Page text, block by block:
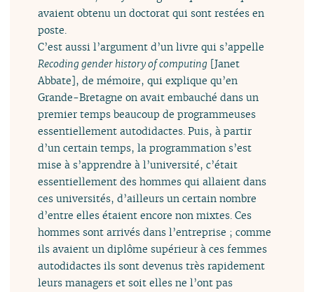
avaient obtenu un doctorat qui sont restées en
poste.
C’est aussi l’argument d’un livre qui s’appelle
Recoding gender history of computing [Janet
Abbate], de mémoire, qui explique qu’en
Grande-Bretagne on avait embauché dans un
premier temps beaucoup de programmeuses
essentiellement autodidactes. Puis, à partir
d’un certain temps, la programmation s’est
mise à s’apprendre à l’université, c’était
essentiellement des hommes qui allaient dans
ces universités, d’ailleurs un certain nombre
d’entre elles étaient encore non mixtes. Ces
hommes sont arrivés dans l’entreprise ; comme
ils avaient un diplôme supérieur à ces femmes
autodidactes ils sont devenus très rapidement
leurs managers et soit elles ne l’ont pas